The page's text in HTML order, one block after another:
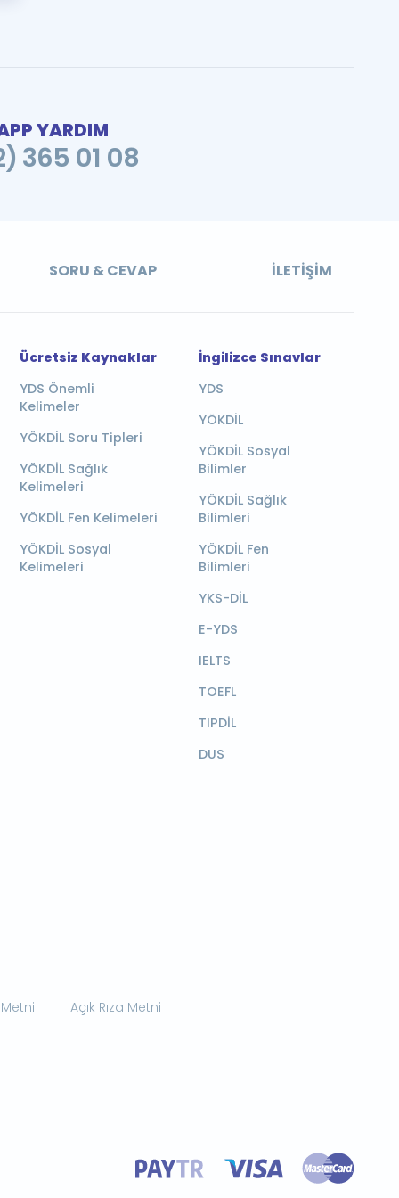
YARDIM
365 01 08
SORU & CEVAP İLETIŞIM
Ücretsiz Kaynaklar
YDS Önemli
Kelimeler
YÖKDİL Soru Tipleri
YÖKDİL Sağlık
Kelimeleri
YÖKDİL Fen Kelimeleri
YÖKDİL Sosyal
Kelimeleri
İngilizce Sınavlar
YDS
YÖKDİL
YÖKDİL Sosyal
Bilimler
YÖKDİL Sağlık
Bilimleri
YÖKDİL Fen
Bilimleri
YKS-DİL
E-YDS
IELTS
TOEFL
TIPDİL
DUS
Açık Rıza Metni